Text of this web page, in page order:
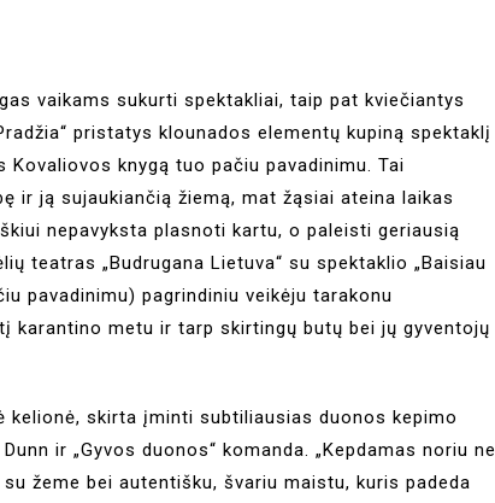
vaikams sukurti spektakliai, taip pat kviečiantys
pristatys klounados elementų kupiną spektaklį
knygą tuo pačiu pavadinimu. Tai
ir ją sujaukiančią žiemą, mat žąsiai ateina laikas
nepavyksta plasnoti kartu, o paleisti geriausią
teatras „Budrugana Lietuva“ su spektaklio „Baisiau
pavadinimu) pagrindiniu veikėju tarakonu
karantino metu ir tarp skirtingų butų bei jų gyventojų
skirta įminti subtiliausias duonos kepimo
ir „Gyvos duonos“ komanda. „Kepdamas noriu ne
žeme bei autentišku, švariu maistu, kuris padeda